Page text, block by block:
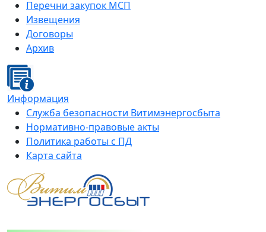
Перечни закупок МСП
Извещения
Договоры
Архив
Информация
Служба безопасности Витимэнергосбыта
Нормативно-правовые акты
Политика работы с ПД
Карта сайта